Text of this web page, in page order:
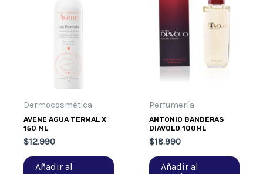
Dermocosmética
AVENE AGUA TERMAL X
150 ML
$12.990
Añadir al
Perfumería
ANTONIO BANDERAS
DIAVOLO 100ML
$18.990
Añadir al